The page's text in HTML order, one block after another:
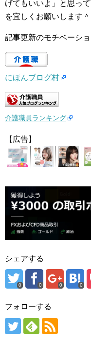
げてもいいよ」と思っ
を宜しくお願いします＾
記事更新のモチベーショ
にほんブログ村
介護職員ランキング
【広告】
シェアする
0 0 0 0
フォローする